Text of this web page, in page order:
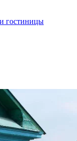
гостиницы